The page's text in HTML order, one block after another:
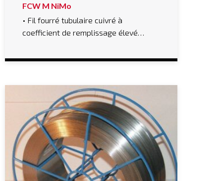
FCW M NiMo
• Fil fourré tubulaire cuivré à
coefficient de remplissage élevé…